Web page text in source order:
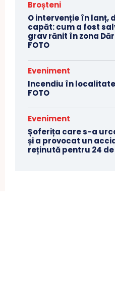
Broșteni
O intervenție în lanț,
capăt: cum a fost
grav rănit în zona
FOTO
Eveniment
Incendiu în
FOTO
Eveniment
Șoferița care s-a
și a provocat un
reținută pentru 24